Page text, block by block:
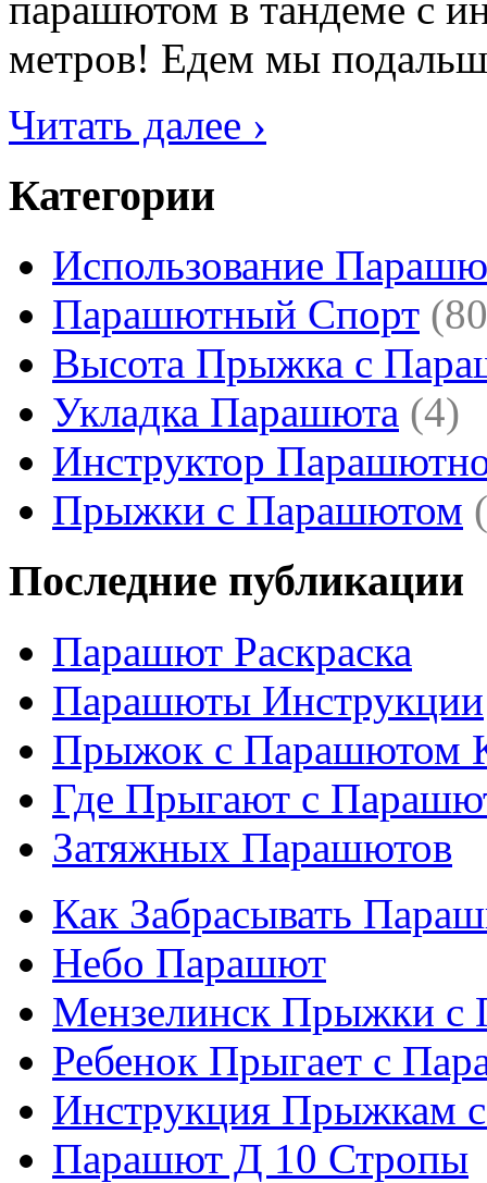
метров! Едем мы
Читать далее ›
Категории
Использование
Парашютный Спорт
Высота Прыжка с
Укладка Парашюта (4)
Инструктор
Прыжки с Парашютом
Последние публикации
Парашют Раскраска
Парашюты Инструкции
Прыжок с Парашютом
Где Прыгают с
Затяжных Парашютов
Как Забрасывать
Небо Парашют
Мензелинск Прыжки с
Ребенок Прыгает с
Инструкция Прыжкам
Парашют Д 10 Стропы